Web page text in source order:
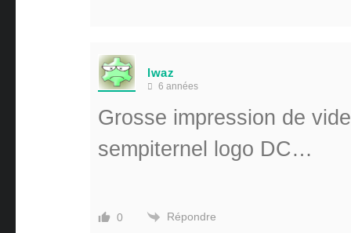
lwaz
6 années
Grosse impression de
sempiternel logo DC…
0 Répondre